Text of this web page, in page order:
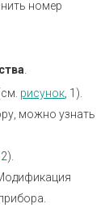
номер
рисунок , 1).
можно узнать
, 2).
Модификация